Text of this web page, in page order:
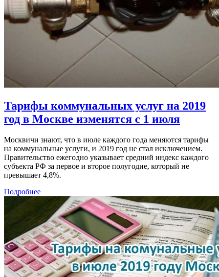
Тарифы коммунальных услуг на 2019
год в Москве изменятся с 1 июля
Москвичи знают, что в июле каждого года меняются тарифы
на коммунальные услуги, и 2019 год не стал исключением.
Правительство ежегодно указывает средний индекс каждого
субъекта РФ за первое и второе полугодие, который не
превышает 4,8%.
Подробнее